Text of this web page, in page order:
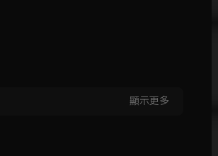
顯示更多